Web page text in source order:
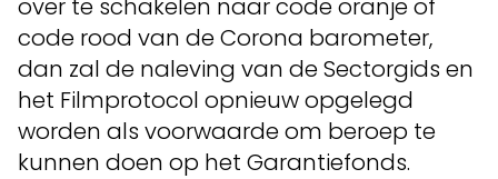
over te schakelen naar code oranje of
code rood van de Corona barometer,
dan zal de naleving van de Sectorgids en
het Filmprotocol opnieuw opgelegd
worden als voorwaarde om beroep te
kunnen doen op het Garantiefonds.